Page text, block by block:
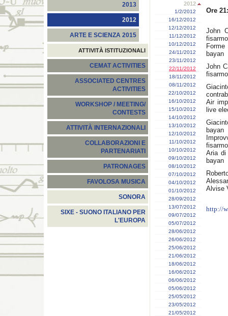
2013
2012
ARTE E SCIENZA 2015
ATTIVITÀ ISTITUZIONALI
CEMAT ACTIVITIES
ASSOCIATED CENTRES
ACTIVITIES
WORKSHOP / MEETING/
CONTESTS
ATTIVITÀ INTERNAZIONALI
COLLABORAZIONI E
PARTENARIATI
PATRONAGES
FAVOLOSA MUSICA
SONORA
SIXE - SUONO ITALIANO PER
L'EUROPA
2012
1/2/2012
16/12/2012
12/12/2012
11/12/2012
10/12/2012
24/11/2012
23/11/2012
22/11/2012
18/11/2012
08/11/2012
22/10/2012
16/10/2012
15/10/2012
14/10/2012
13/10/2012
12/10/2012
11/10/2012
10/10/2012
09/10/2012
08/10/2012
07/10/2012
04/10/2012
01/10/2012
28/09/2012
13/07/2012
09/07/2012
05/07/2012
28/06/2012
26/06/2012
25/06/2012
21/06/2012
18/06/2012
16/06/2012
06/06/2012
05/06/2012
25/05/2012
23/05/2012
21/05/2012
Ore
John
bayan
John
Air
live
bayan
Aria di
bayan
Alvise
http://